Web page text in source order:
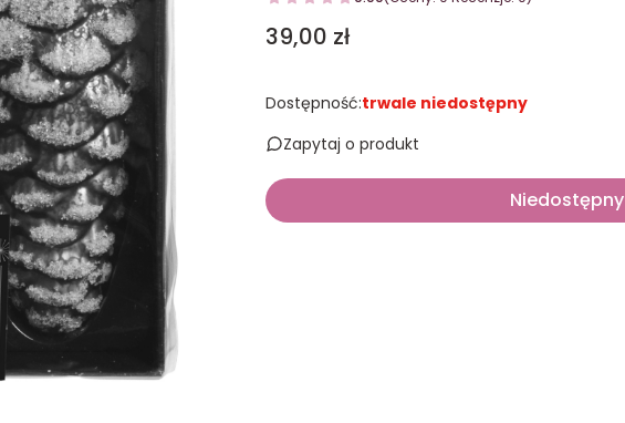
Cena
39,00 zł
Dostępność:trwale niedostępny
Zapytaj o produkt
Niedostępny